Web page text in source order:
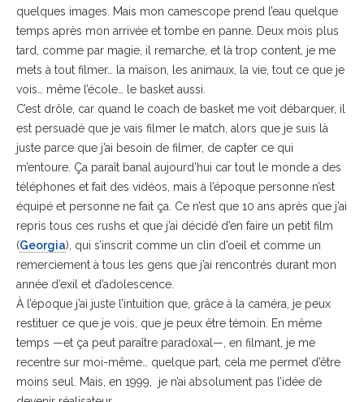
quelques images. Mais mon camescope prend l’eau quelque
temps après mon arrivée et tombe en panne. Deux mois plus
tard, comme par magie, il remarche, et là trop content, je me
mets à tout filmer… la maison, les animaux, la vie, tout ce que je
vois… même l’école… le basket aussi.
C’est drôle, car quand le coach de basket me voit débarquer, il
est persuadé que je vais filmer le match, alors que je suis là
juste parce que j’ai besoin de filmer, de capter ce qui
m’entoure. Ça paraît banal aujourd’hui car tout le monde a des
téléphones et fait des vidéos, mais à l’époque personne n’est
équipé et personne ne fait ça. Ce n’est que 10 ans après que j’ai
repris tous ces rushs et que j’ai décidé d’en faire un petit film
(Georgia), qui s’inscrit comme un clin d’oeil et comme un
remerciement à tous les gens que j’ai rencontrés durant mon
année d’exil et d’adolescence.
À l’époque j’ai juste l’intuition que, grâce à la caméra, je peux
restituer ce que je vois, que je peux être témoin. En même
temps —et ça peut paraître paradoxal—, en filmant, je me
recentre sur moi-même… quelque part, cela me permet d’être
moins seul. Mais, en 1999, je n’ai absolument pas l’idée de